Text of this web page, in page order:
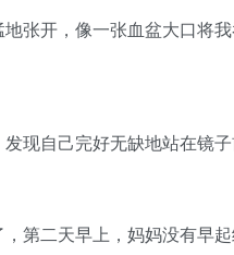
地张开，像一张血盆大口将
现自己完好无缺地站在镜
第二天早上，妈妈没有早